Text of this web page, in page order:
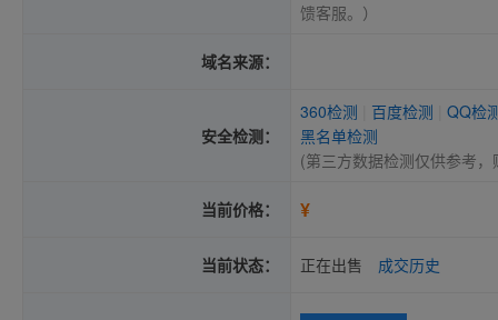
馈客服。）
域名来源：
安全检测：
360检测 百度检测
QQ检
黑名单检测
(第三方数据检测仅供参考
当前价格： ¥
当前状态： 正在出售 成交历史